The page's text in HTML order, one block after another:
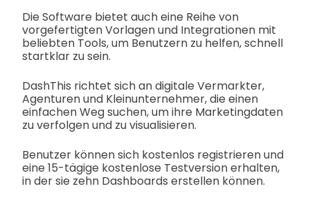
Die Software bietet auch eine Reihe von
vorgefertigten Vorlagen und Integrationen mit
beliebten Tools, um Benutzern zu helfen, schnell
startklar zu sein.
DashThis richtet sich an digitale Vermarkter,
Agenturen und Kleinunternehmer, die einen
einfachen Weg suchen, um ihre Marketingdaten
zu verfolgen und zu visualisieren.
Benutzer können sich kostenlos registrieren und
eine 15-tägige kostenlose Testversion erhalten,
in der sie zehn Dashboards erstellen können.